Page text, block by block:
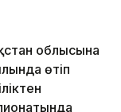
облысына
өтіп